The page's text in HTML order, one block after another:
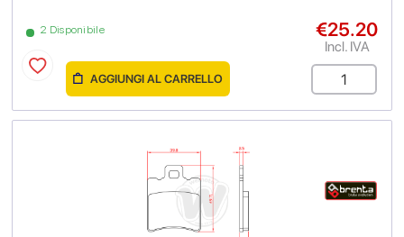
2 Disponibile €25.20
Incl. IVA
AGGIUNGI AL CARRELLO